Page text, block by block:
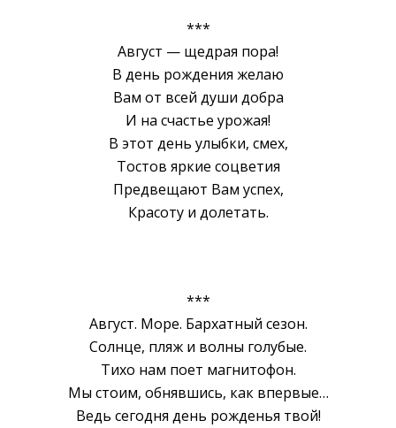
***
Август — щедрая пора!
B день рождения желаю
Вам от всей души добра
И на счастье урожая!
B этот день улыбки, смех,
Тостов яркие соцветия
Предвещают Вам успех,
Красоту и долетать.
***
Август. Море. Бархатный сезон.
Солнце, пляж и волны голубые.
Тихо нам поет магнитофон.
Мы стоим, обнявшись, как впервые…
Ведь сегодня день рожденья твой!